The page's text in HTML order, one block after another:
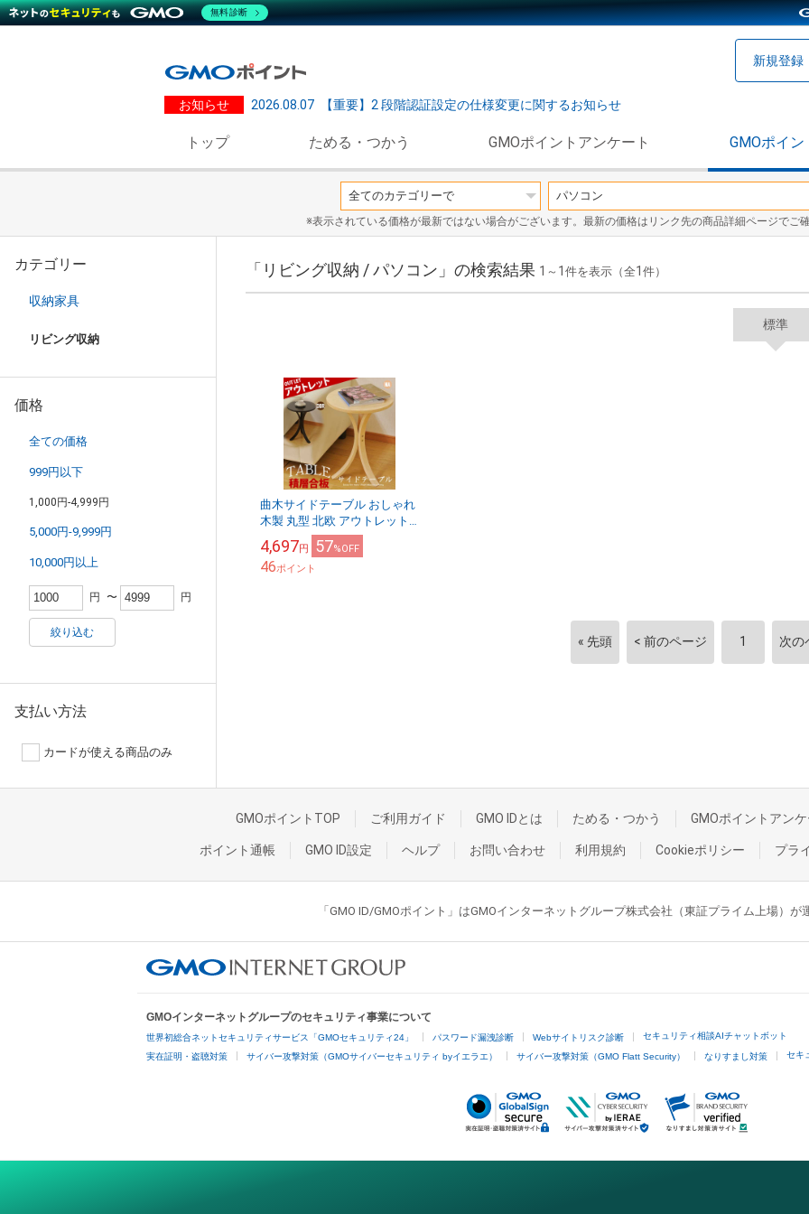
新規登録
お知らせ 2026.08.07 【重要】2 段階認証設定の仕様変更に関するお知らせ
トップ ためる・つかう GMOポイントアンケート GMOポイ
※表示されている価格が最新ではない場合がございます。最新の価格はリンク先の商品詳細ページでご
カテゴリー
収納家具
リビング収納
価格
全ての価格
999円以下
1,000円-4,999円
5,000円-9,999円
10,000円以上
円 〜 円
絞り込む
支払い方法
カードが使える商品のみ
「リビング収納 / パソコン」の検索結果 1 ～ 1 件を表示（全1 件）
標準
曲木サイドテーブル おしゃれ
木製 丸型 北欧 アウトレット
訳あり 在庫処分
4,697円 57%OFF
46ポイント
« 先頭 < 前のページ 1 次の
GMOポイントTOP ご利用ガイド GMO IDとは ためる・つかう GMOポイントアンケ
ポイント通帳 GMO ID設定 ヘルプ お問い合わせ 利用規約 Cookieポリシー プラ
「GMO ID/GMOポイント」はGMOインターネットグループ株式会社（東証プライム上場）が
GMOインターネットグループのセキュリティ事業について
世界初総合ネットセキュリティサービス「GMOセキュリティ24」 パスワード漏洩診断 Webサイトリスク診断 セキュリティ相談AIチャットボット
実在証明・盗聴対策 サイバー攻撃対策（GMOサイバーセキュリティ byイエラエ） サイバー攻撃対策（GMO Flatt Security） なりすまし対策 セキ
無料診断